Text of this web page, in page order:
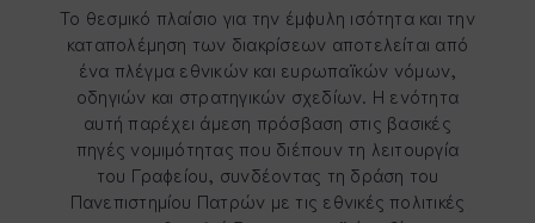
Το θεσμικό πλαίσιο για την έμφυλη ισότητα και την
καταπολέμηση των διακρίσεων αποτελείται από
ένα πλέγμα εθνικών και ευρωπαϊκών νόμων,
οδηγιών και στρατηγικών σχεδίων. Η ενότητα
αυτή παρέχει άμεση πρόσβαση στις βασικές
πηγές νομιμότητας που διέπουν τη λειτουργία
του Γραφείου, συνδέοντας τη δράση του
Πανεπιστημίου Πατρών με τις εθνικές πολιτικές